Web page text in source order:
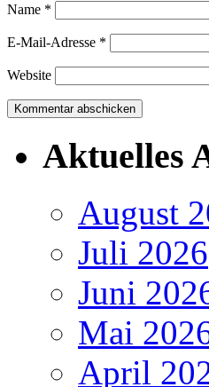
Name *
E-Mail-Adresse *
Website
Aktuelles
August
Juli 2026
Juni
Mai
April